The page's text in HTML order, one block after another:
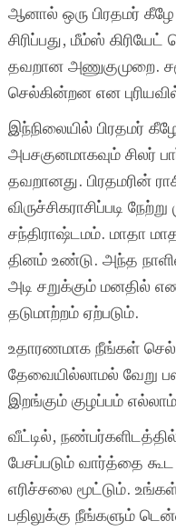
ஆனால் ஒரு பிரதமர்
சிரிப்பது, மீம்ஸ்
தவறான அணுகுமுறை.
செல்கின்றன என
இந்நிலையில் பிரதமர்
அபசகுனமாகவும் சிலர்
தவறானது. பிரதமரின்
விருச்சிகராசிப்படி
சந்திராஷ்டமம். மாதா
தினம் உண்டு. அந்த
அடி சறுக்கும்
தடுமாற்றம் ஏற்படும்.
உதாரணமாக நீங்கள்
தேவையில்லாமல் வேறு
இறங்கும் குழப்பம்
வீட்டில்,
பேசப்படும் வார்த்தை
எரிச்சலை மூட்டும்.
பதிலுக்கு நீங்களும்